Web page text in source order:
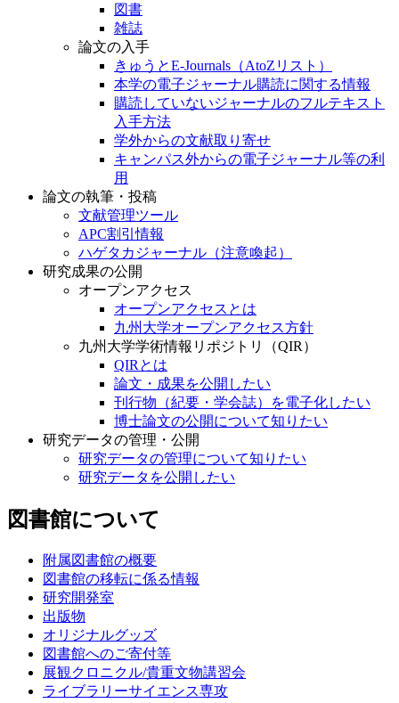
図書
雑誌
論文の入手
きゅうとE-Journals（AtoZリスト）
本学の電子ジャーナル購読に関する情報
購読していないジャーナルのフルテキスト
入手方法
学外からの文献取り寄せ
キャンパス外からの電子ジャーナル等の利
用
論文の執筆・投稿
文献管理ツール
APC割引情報
ハゲタカジャーナル（注意喚起）
研究成果の公開
オープンアクセス
オープンアクセスとは
九州大学オープンアクセス方針
九州大学学術情報リポジトリ（QIR）
QIRとは
論文・成果を公開したい
刊行物（紀要・学会誌）を電子化したい
博士論文の公開について知りたい
研究データの管理・公開
研究データの管理について知りたい
研究データを公開したい
図書館について
附属図書館の概要
図書館の移転に係る情報
研究開発室
出版物
オリジナルグッズ
図書館へのご寄付等
展観クロニクル/貴重文物講習会
ライブラリーサイエンス専攻